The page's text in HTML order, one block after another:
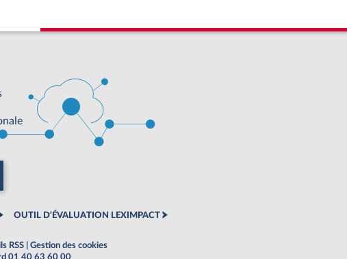
OUTIL D'ÉVALUATION LEXIMPACT
RSS
Gestion des cookies
01 40 63 60 00